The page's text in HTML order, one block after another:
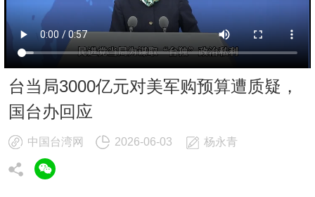
台当局3000亿元对美军购预算遭质疑，
国台办回应
中国台湾网 2026-06-03 杨永青